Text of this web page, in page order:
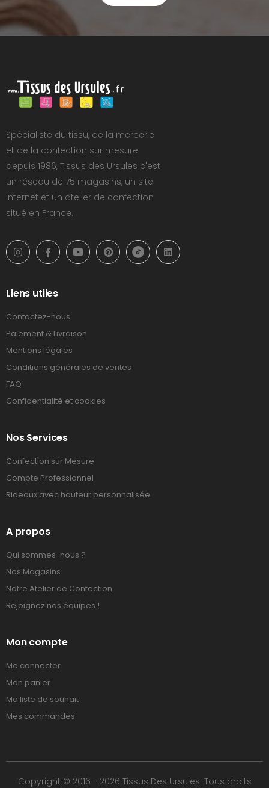
Spécialiste du tissu, de la mercerie
et de la confection sur mesure
depuis 1986, Tissus des Ursules c'est
un réseau de 75 magasins, un site
Internet et un atelier de confection
situé en France.
Liens utiles
Contactez-nous
Paiement & Livraison
Mentions légales
Conditions générales de ventes
FAQ
Confidentialité et cookies
Nos Services
Confection sur Mesure
Compte Professionnel
Rideaux avec hauteur personnalisée
A propos
Qui sommes-nous ?
Nos Magasins
Notre Atelier de Confection
Rejoignez nos équipes !
Mon compte
Me connecter
Mon panier
Ma liste de souhait
Mes commandes
Copyright © 2016 - 2026 Tissus Des Ursules. Tous droits